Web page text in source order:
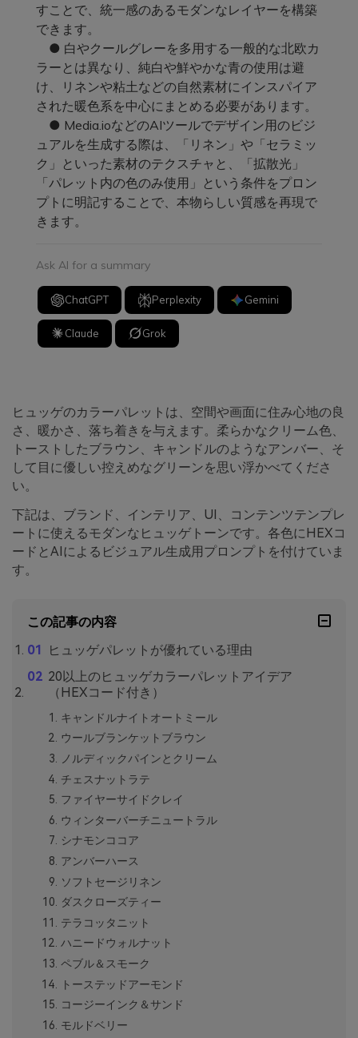
すことで、統一感のあるモダンなレイヤーを構築
できます。
● 白やクールグレーを多用する一般的な北欧カ
ラーとは異なり、純白や鮮やかな青の使用は避
け、リネンや粘土などの自然素材にインスパイア
された暖色系を中心にまとめる必要があります。
● Media.ioなどのAIツールでデザイン用のビジ
ュアルを生成する際は、「リネン」や「セラミッ
ク」といった素材のテクスチャと、「拡散光」
「パレット内の色のみ使用」という条件をプロン
プトに明記することで、本物らしい質感を再現で
きます。
Ask AI for a summary
ChatGPT Perplexity Gemini
Claude Grok
ヒュッゲのカラーパレットは、空間や画面に住み心地の良
さ、暖かさ、落ち着きを与えます。柔らかなクリーム色、
トーストしたブラウン、キャンドルのようなアンバー、そ
して目に優しい控えめなグリーンを思い浮かべてくださ
い。
下記は、ブランド、インテリア、UI、コンテンツテンプレ
ートに使えるモダンなヒュッゲトーンです。各色にHEXコ
ードとAIによるビジュアル生成用プロンプトを付けていま
す。
この記事の内容
ヒュッゲパレットが優れている理由
20以上のヒュッゲカラーパレットアイデア
（HEXコード付き）
キャンドルナイトオートミール
ウールブランケットブラウン
ノルディックパインとクリーム
チェスナットラテ
ファイヤーサイドクレイ
ウィンターバーチニュートラル
シナモンココア
アンバーハース
ソフトセージリネン
ダスクローズティー
テラコッタニット
ハニードウォルナット
ペブル＆スモーク
トーステッドアーモンド
コージーインク＆サンド
モルドベリー